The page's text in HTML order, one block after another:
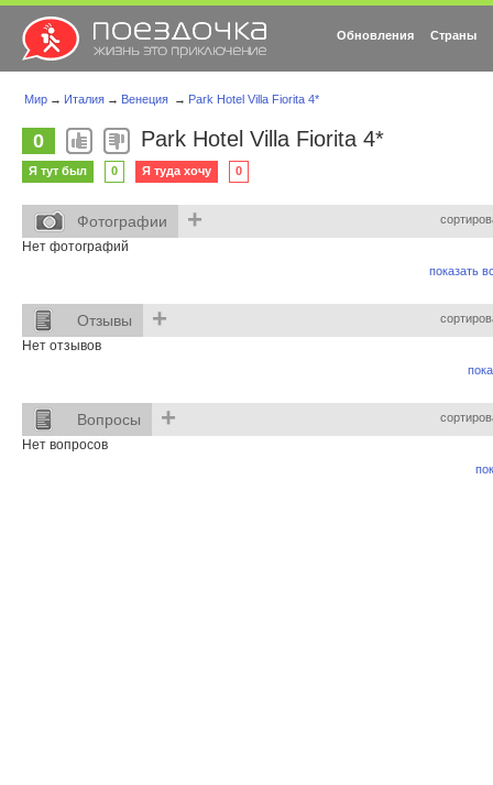
Обновления Страны
Мир → Италия → Венеция → Park Hotel Villa Fiorita 4*
0 Park Hotel Villa Fiorita 4*
Я тут был 0 Я туда хочу 0
Фотографии +
Нет фотографий
показать
Отзывы +
Нет отзывов
Вопросы +
Нет вопросов